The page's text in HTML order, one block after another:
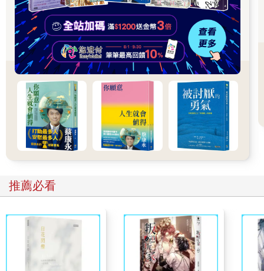
推薦必看